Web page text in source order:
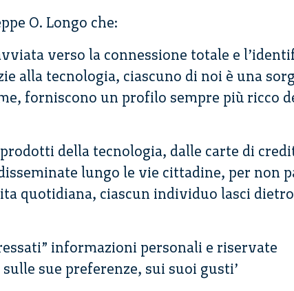
O. Longo che:
verso la connessione totale e
alla tecnologia, ciascuno di noi è una
forniscono un profilo sempre più ricco
della tecnologia, dalle carte di
lungo le vie cittadine, per non
quotidiana, ciascun individuo lasci
informazioni personali e riservate
sue preferenze, sui suoi gusti’